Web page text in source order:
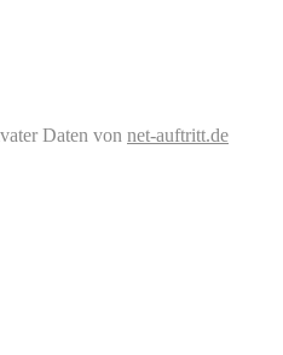
Daten von net-auftritt.de